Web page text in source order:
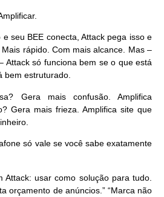
seu BEE conecta, Attack pega isso e
rápido. Com mais alcance. Mas –
Attack só funciona bem se o que está
bem estruturado.
Gera mais confusão. Amplifica
Gera mais frieza. Amplifica site que
só vale se você sabe exatamente
Attack: usar como solução para tudo.
orçamento de anúncios.” “Marca não